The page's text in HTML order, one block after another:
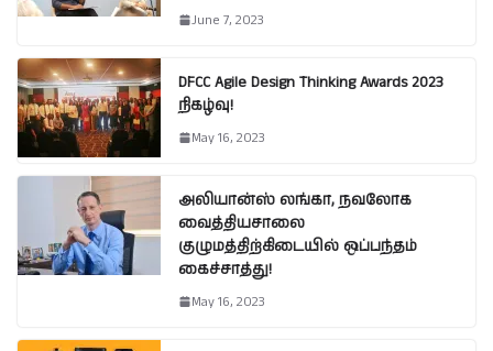
June 7, 2023
DFCC Agile Design Thinking Awards 2023
நிகழ்வு!
May 16, 2023
அலியான்ஸ் லங்கா, நவலோக
வைத்தியசாலை
குழுமத்திற்கிடையில் ஒப்பந்தம்
கைச்சாத்து!
May 16, 2023